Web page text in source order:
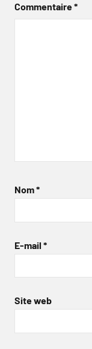
Commentaire*
Nom*
E-mail *
Site web